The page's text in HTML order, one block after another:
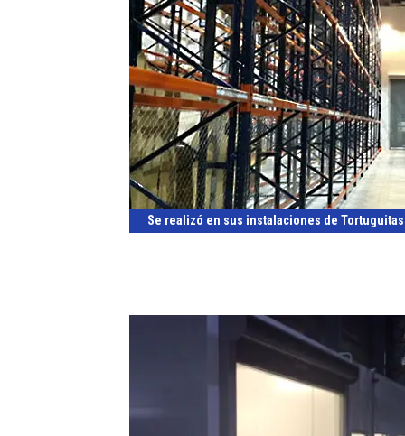
Se realizó en sus instalaciones de